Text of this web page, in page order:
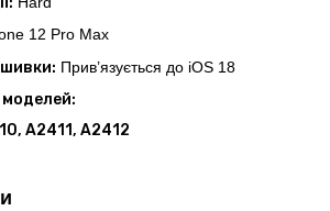
12 Pro Max
Прив’язується до iOS 18
моделей:
A2411, A2412